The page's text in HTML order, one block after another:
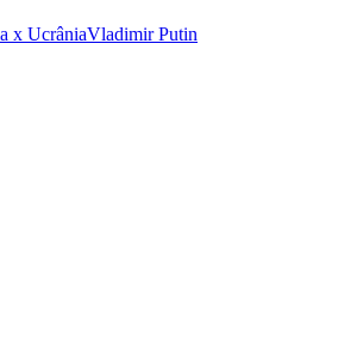
x UcrâniaVladimir Putin